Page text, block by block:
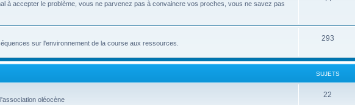
à accepter le problème, vous ne parvenez pas à convaincre vos proches, vous ne savez pas
sur l'environnement de la course aux ressources.
293
SUJETS
oléocène
22